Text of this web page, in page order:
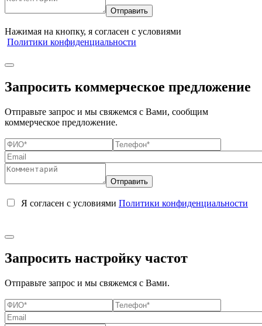
Нажимая на кнопку, я согласен с условиями
Политики конфиденциальности
Запросить коммерческое предложение
Отправьте запрос и мы свяжемся с Вами, сообщим
коммерческое предложение.
Я согласен с условиями Политики конфиденциальности
Запросить настройку частот
Отправьте запрос и мы свяжемся с Вами.